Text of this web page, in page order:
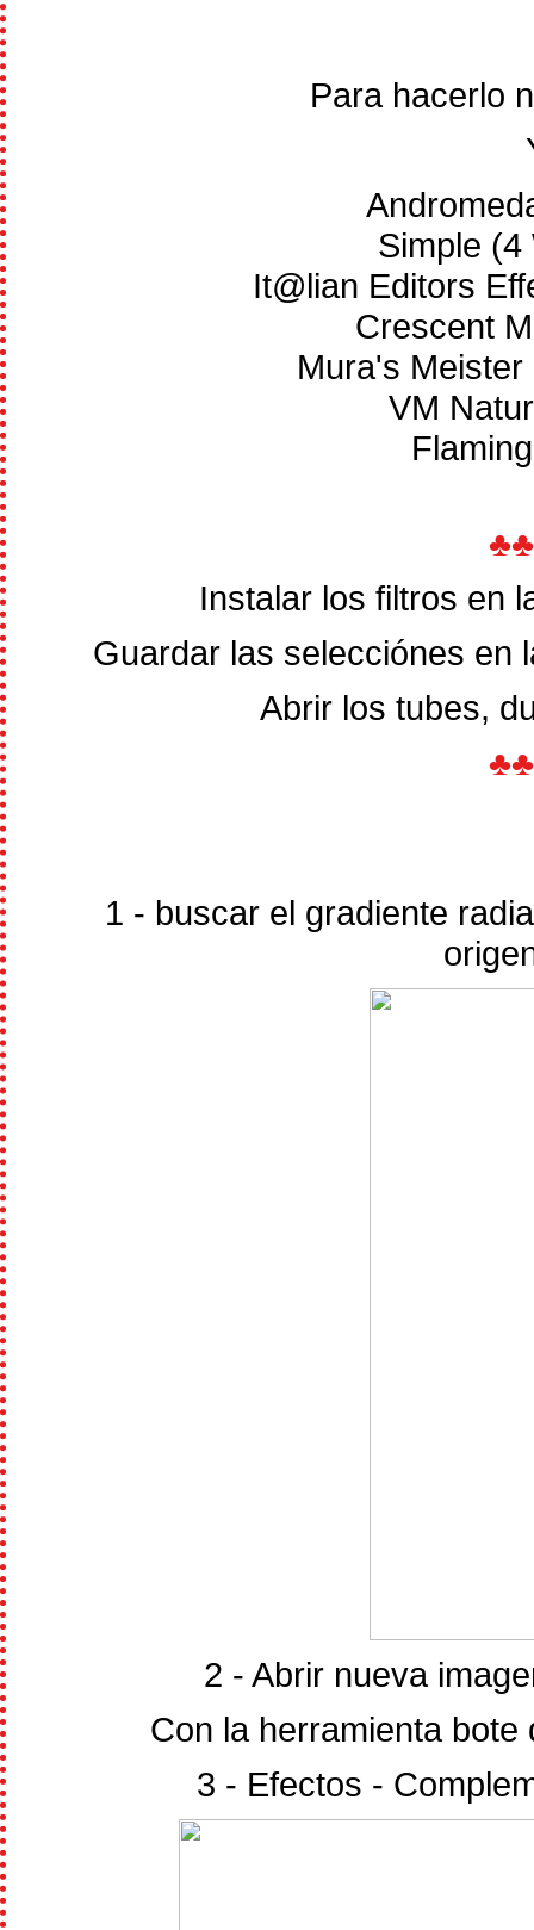
Para hacerlo
Simple
It@lian Editors
Crescent
Mura's
VM
Instalar los filtros en
Guardar las selecciónes en
Abrir los tubes,
1 - buscar el gradiente
2 - Abrir nueva
Con la herramienta
3 - Efectos -